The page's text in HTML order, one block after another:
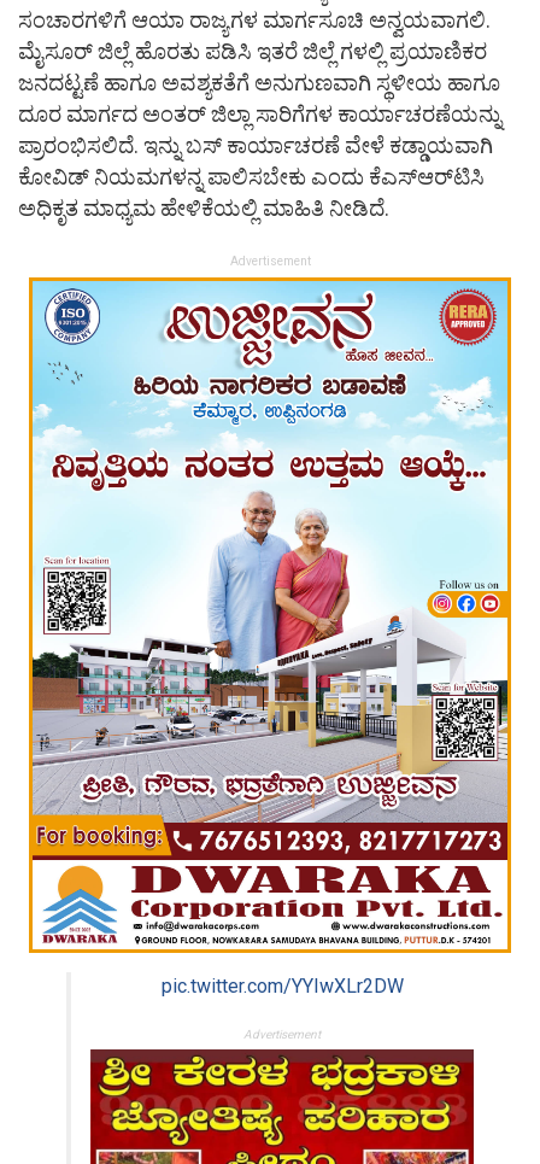
ಸಂಚಾರಗಳಿಗೆ ಆಯಾ ರಾಜ್ಯಗಳ ಮಾರ್ಗಸೂಚಿ ಅನ್ವಯವಾಗಲಿ.
ಮೈಸೂರ್ ಜಿಲ್ಲೆ ಹೊರತು ಪಡಿಸಿ ಇತರೆ ಜಿಲ್ಲೆ ಗಳಲ್ಲಿ ಪ್ರಯಾಣಿಕರ
ಜನದಟ್ಟಣೆ ಹಾಗೂ ಅವಶ್ಯಕತೆಗೆ ಅನುಗುಣವಾಗಿ ಸ್ಥಳೀಯ ಹಾಗೂ
ದೂರ ಮಾರ್ಗದ ಅಂತರ್ ಜಿಲ್ಲಾ ಸಾರಿಗೆಗಳ ಕಾರ್ಯಾಚರಣೆಯನ್ನು
ಪ್ರಾರಂಭಿಸಲಿದೆ. ಇನ್ನು ಬಸ್​ ಕಾರ್ಯಾಚರಣೆ ವೇಳೆ ಕಡ್ಡಾಯವಾಗಿ
ಕೋವಿಡ್​ ನಿಯಮಗಳನ್ನ ಪಾಲಿಸಬೇಕು ಎಂದು ಕೆಎಸ್​ಆರ್​ಟಿಸಿ
ಅಧಿಕೃತ ಮಾಧ್ಯಮ ಹೇಳಿಕೆಯಲ್ಲಿ ಮಾಹಿತಿ ನೀಡಿದೆ.
Advertisement
pic.twitter.com/YYIwXLr2DW
Advertisement